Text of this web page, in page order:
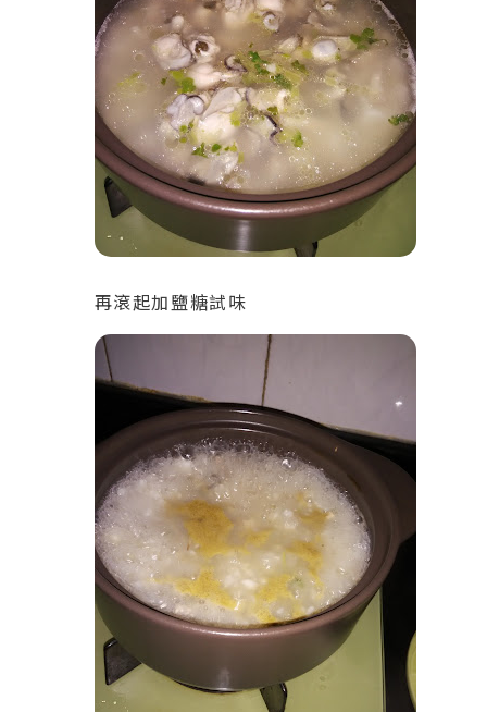
再滾起加鹽糖試味